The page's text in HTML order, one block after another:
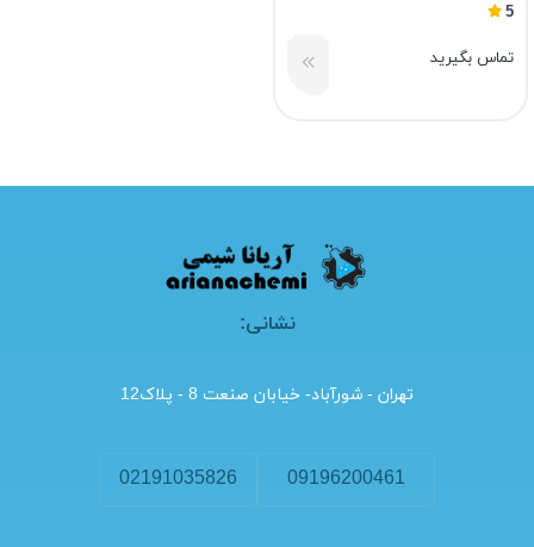
5
تماس بگیرید
نشانی:
تهران - شورآباد- خیابان صنعت 8 - پلاک12
09196200461
02191035826